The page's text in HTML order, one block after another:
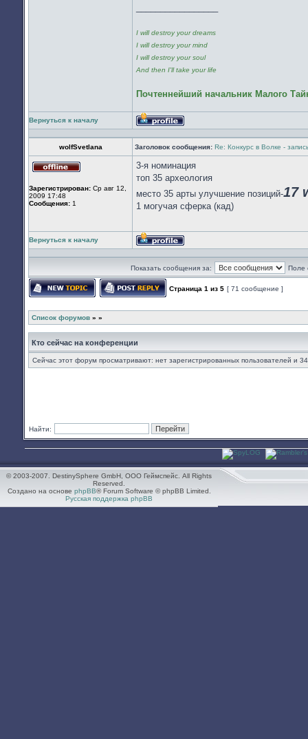
I will destroy your dreams
I will destroy your mind
I will destroy your soul
And then I'll take your life
Почтеннейший начальник Малого
Вернуться к началу
Профиль
wolfSvetlana Заголовок сообщения: Re: Конкурс в Волке -
сети
Зарегистрирован: Ср авг 12,
2009 17:48
Сообщения: 1
3-я номинация
топ 35 археология
место 35 арты улучшение позиций-17
1 могучая сферка (кад)
Вернуться к началу
Профиль
Показать сообщения за: Поле
Страница 1 из 5 [ 71 сообщение ]
Список форумов » »
Кто сейчас на конференции
Сейчас этот форум просматривают: нет зарегистрированных пользователей и 34
Найти:
© 2003-2007. DestinySphere GmbH, ООО Геймспейс. All Rights
Reserved.
Создано на основе phpBB® Forum Software © phpBB Limited.
Русская поддержка phpBB